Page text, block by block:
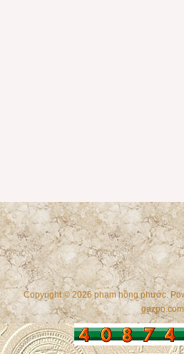
Copyright © 2026 phạm hồng phước.
gazpo.com